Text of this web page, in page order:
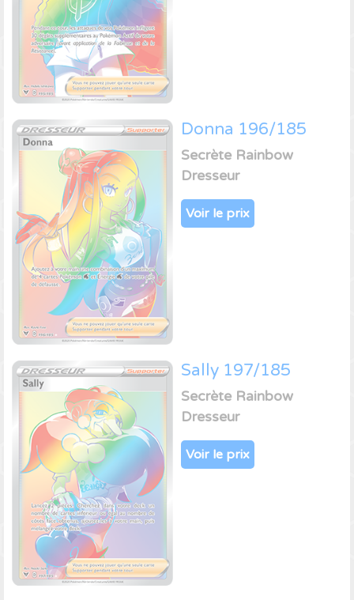
Donna 196/185
Secrète Rainbow
Dresseur
Voir le prix
Sally 197/185
Secrète Rainbow
Dresseur
Voir le prix